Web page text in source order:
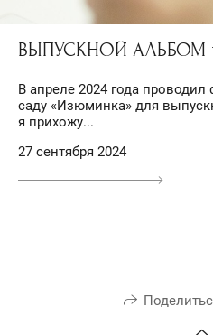
ВЫПУСКНОЙ АЛЬБОМ
В апреле 2024 года
саду «Изюминка» для
я прихожу...
27 сентября 2024